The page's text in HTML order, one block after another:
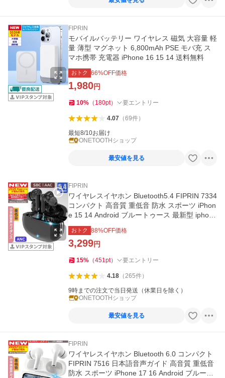
FIPRIN
モバイルバッテリー ワイヤレス 磁気 大容量 軽
量 薄型 マグネット 6,800mAh PSE モバ充 ス
マホ携帯 充電器 iPhone 16 15 14 送料無料
おトク 66%OFF価格
1,980円
10% （ 180pt） 要エントリー
4.07（69件）
最短8/10お届け
ONETOOTHショップ
最安値を見る
FIPRIN
ワイヤレスイヤホン Bluetooth5.4 FIPRIN 7334
コンパクト 高音質 重低音 防水 スポーツ iPhon
e 15 14 Android ブルートゥース 最新型 iphone
16 15
おトク 88%OFF価格
3,299円
15% （451pt） 要エントリー
4.18（265件）
9時までの注文で当日発送（休業日を除く）
ONETOOTHショップ
最安値を見る
FIPRIN
ワイヤレスイヤホン Bluetooth 6.0 コンパクト
FIPRIN 7516 日本語音声ガイド 高音質 重低音
防水 スポーツ iPhone 17 16 Android ブルート